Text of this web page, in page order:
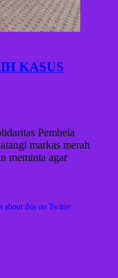
KASUS
Pembela
markas merah
meminta agar